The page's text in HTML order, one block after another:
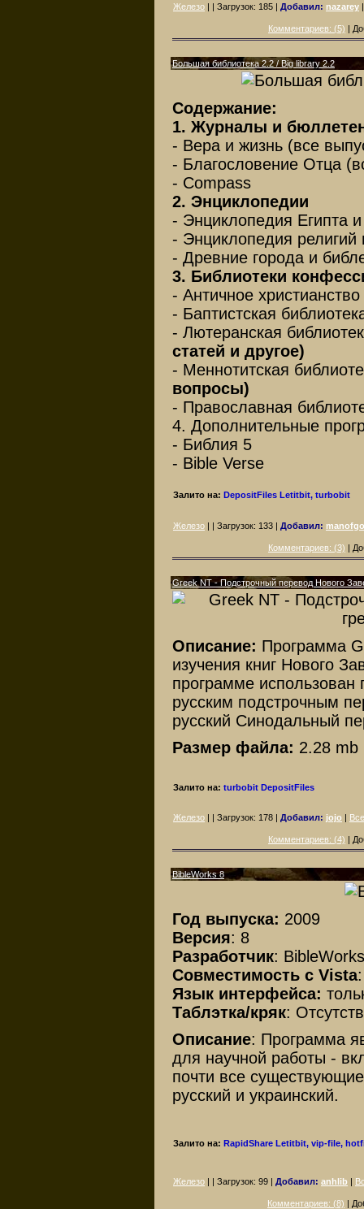
Железо | | Загрузок: 185 | Добавил: nazarey
Комментариев: (5) |
Большая библиотека 2.2 / Big library 2.2
Содержание:
1. Журналы и
- Вера и жизнь (все
- Благословение Отца
- Compass
2. Энциклопедии
- Энциклопедия Египта
- Энциклопедия религий
- Древние города и
3. Библиотеки
- Античное христианство
- Баптистская
- Лютеранская
статей и другое)
- Меннотитская
вопросы)
- Православная
4. Дополнительные
- Библия 5
- Bible Verse
Залито на: DepositFiles Letitbit, turbobit
Железо | | Загрузок: 133 | Добавил:
Комментариев: (3) |
Greek NT - Подстрочный перевод Нового
Описание: Программа
изучения книг Нового
программе использован
русским подстрочным
русский Синодальный
Размер файла: 2.28 mb
Залито на: turbobit DepositFiles
Железо | | Загрузок: 178 | Добавил: jojo |
Комментариев: (4) |
BibleWorks 8
Год выпуска: 2009
Версия: 8
Разработчик: BibleWorks
Совместимость с Vista
Язык интерфейса:
Таблэтка/кряк:
Описание: Программа
для научной работы -
почти все
русский и украинский.
Залито на: RapidShare Letitbit, vip-file,
Железо | | Загрузок: 99 | Добавил: anhlib |
Комментариев: (8) |